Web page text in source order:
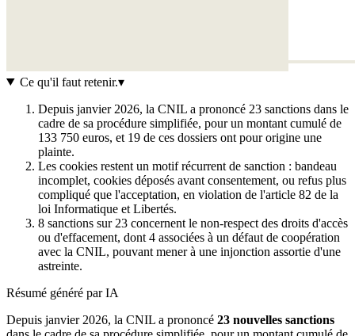
Ce qu'il faut retenir.▾
Depuis janvier 2026, la CNIL a prononcé 23 sanctions dans le
cadre de sa procédure simplifiée, pour un montant cumulé de
133 750 euros, et 19 de ces dossiers ont pour origine une
plainte.
Les cookies restent un motif récurrent de sanction : bandeau
incomplet, cookies déposés avant consentement, ou refus plus
compliqué que l'acceptation, en violation de l'article 82 de la
loi Informatique et Libertés.
8 sanctions sur 23 concernent le non-respect des droits d'accès
ou d'effacement, dont 4 associées à un défaut de coopération
avec la CNIL, pouvant mener à une injonction assortie d'une
astreinte.
Résumé généré par IA
Depuis janvier 2026, la CNIL a prononcé 23 nouvelles sanctions